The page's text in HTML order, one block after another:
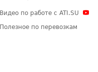
Видео по работе с ATI.SU
Полезное по перевозкам